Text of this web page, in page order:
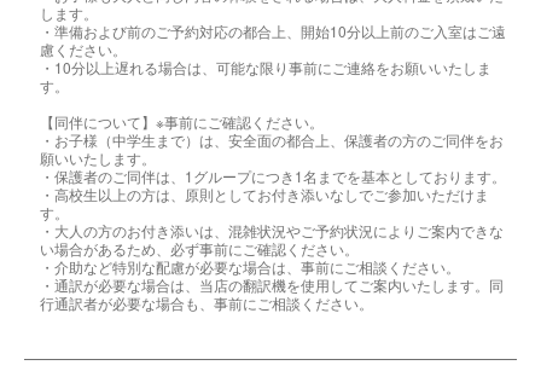
します。
・準備および前のご予約対応の都合上、開始10分以上前のご入室はご遠
慮ください。
・10分以上遅れる場合は、可能な限り事前にご連絡をお願いいたしま
す。
【同伴について】※事前にご確認ください。
・お子様（中学生まで）は、安全面の都合上、保護者の方のご同伴をお
願いいたします。
・保護者のご同伴は、1グループにつき1名までを基本としております。
・高校生以上の方は、原則としてお付き添いなしでご参加いただけま
す。
・大人の方のお付き添いは、混雑状況やご予約状況によりご案内できな
い場合があるため、必ず事前にご確認ください。
・介助など特別な配慮が必要な場合は、事前にご相談ください。
・通訳が必要な場合は、当店の翻訳機を使用してご案内いたします。同
行通訳者が必要な場合も、事前にご相談ください。